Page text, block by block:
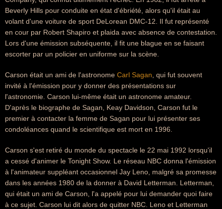
Beverly Hills pour conduite en état d'ébriété, alors qu'il était au
volant d'une voiture de sport DeLorean DMC-12. Il fut représenté
en cour par Robert Shapiro et plaida avec absence de contestation.
Lors d'une émission subséquente, il fit une blague en se faisant
escorter par un policier en uniforme sur la scène.
Carson était un ami de l'astronome Carl Sagan , qui fut souvent
invité à l'émission pour y donner des présentations sur
l'astronomie. Carson lui-même était un astronome amateur.
D'après le biographe de Sagan, Keay Davidson, Carson fut le
premier à contacter la femme de Sagan pour lui présenter ses
condoléances quand le scientifique est mort en 1996.
Carson s'est retiré du monde du spectacle le 22 mai 1992 lorsqu'il
a cessé d'animer le Tonight Show. Le réseau NBC donna l'émission
à l'animateur suppléant occasionnel Jay Leno, malgré sa promesse
dans les années 1980 de la donner à David Letterman. Letterman,
qui était un ami de Carson, l'a appelé pour lui demander quoi faire
à ce sujet. Carson lui dit alors de quitter NBC. Leno et Letterman